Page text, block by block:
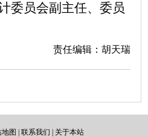
委员会副主任、委员
责任编辑：胡天瑞
地图 联系我们 关于本站